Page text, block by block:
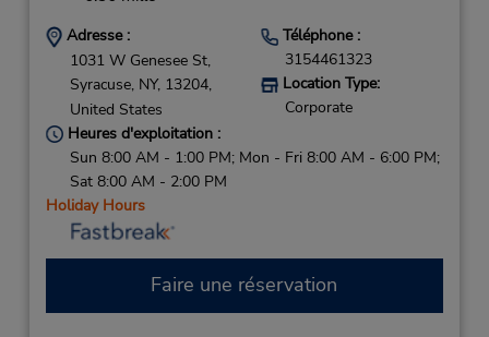
Adresse :
1031 W Genesee St,
Syracuse, NY, 13204,
United States
Téléphone :
3154461323
Location Type:
Corporate
Heures d'exploitation :
Sun 8:00 AM - 1:00 PM; Mon - Fri 8:00 AM - 6:00 PM;
Sat 8:00 AM - 2:00 PM
Holiday Hours
Faire une réservation